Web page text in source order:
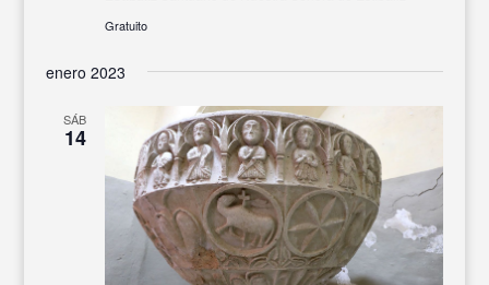
Gratuito
enero 2023
SÁB
14